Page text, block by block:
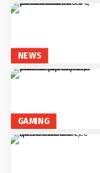
NEWS
GAMING